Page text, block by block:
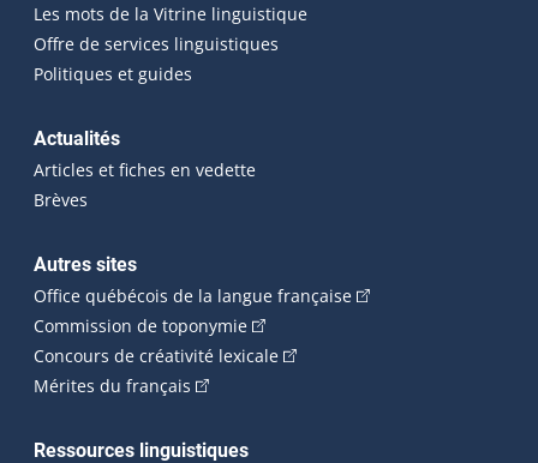
Les mots de la Vitrine linguistique
Offre de services linguistiques
Politiques et guides
Actualités
Articles et fiches en vedette
Brèves
Autres sites
Office québécois de la langue française(Cet hyperlien
Commission de toponymie(Cet hyperlien externe s'ouvrira
Concours de créativité lexicale(Cet hyperlien externe
Mérites du français (Cet hyperlien externe s'ouvrira dans une
Ressources linguistiques